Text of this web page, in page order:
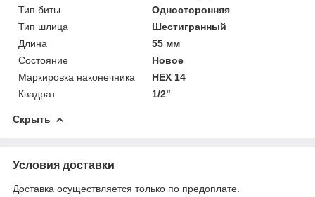
Тип биты
Односторонняя
Тип шлица
Шестигранный
Длина
55 мм
Состояние
Новое
Маркировка наконечника
HEX 14
Квадрат
1/2"
Скрыть
Условия доставки
Доставка осуществляется только по предоплате.